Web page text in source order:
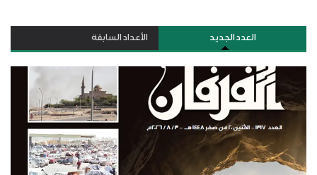
العدد الجديد الأعداد السابقة